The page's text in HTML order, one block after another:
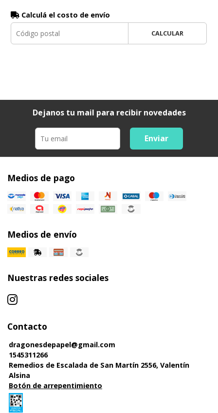
Calculá el costo de envío
CALCULAR
Dejanos tu mail para recibir novedades
Enviar
Medios de pago
Medios de envío
Nuestras redes sociales
Contacto
dragonesdepapel@gmail.com
1545311266
Remedios de Escalada de San Martín 2556, Valentín
Alsina
Botón de arrepentimiento